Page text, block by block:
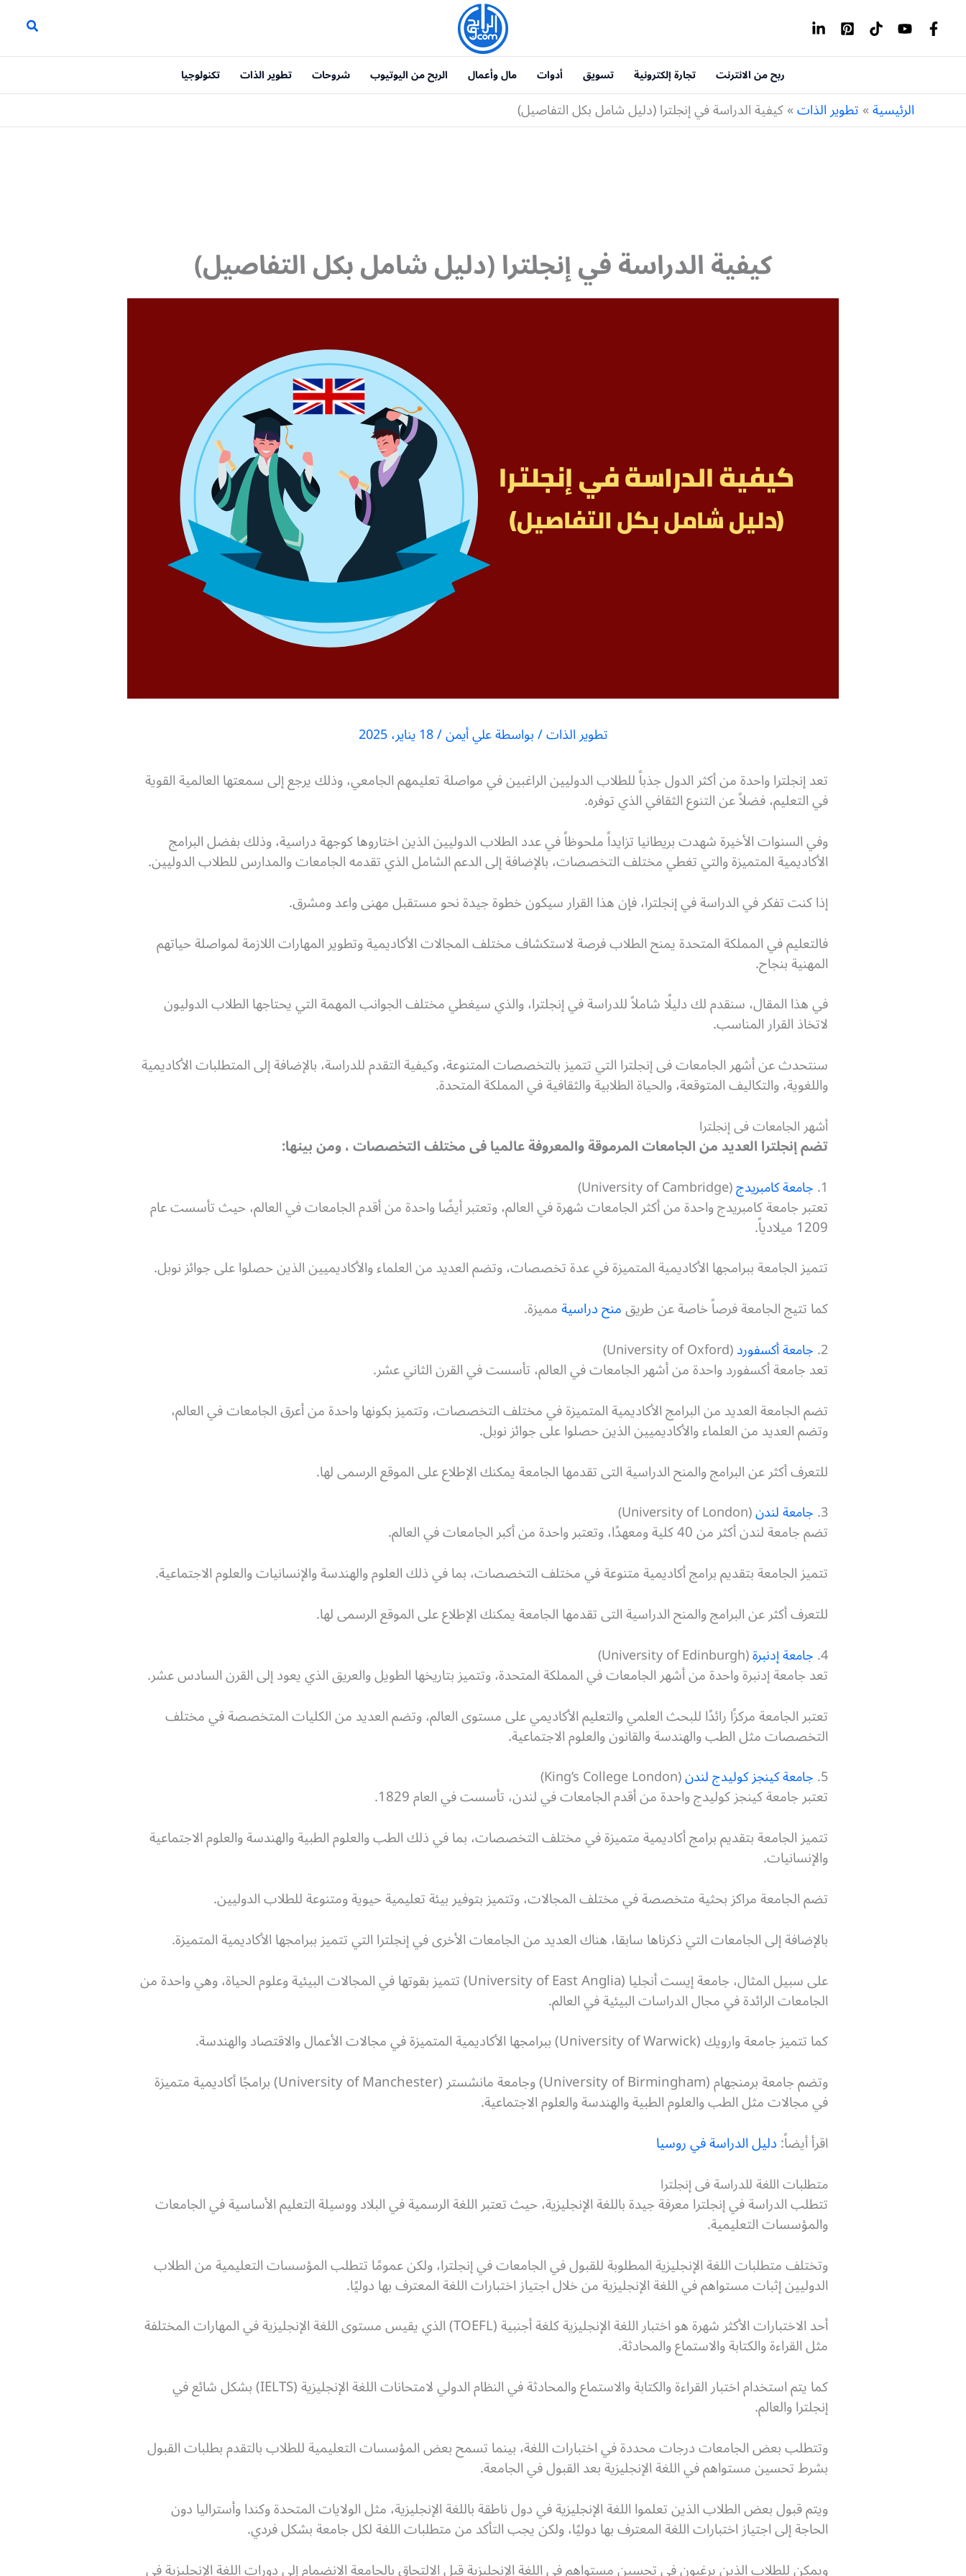
المحتوى
ربح من الانترنت تجارة إلكترونية تسويق أدوات مال وأعمال الربح من اليوتيوب شروحات تطوير الذات تكنولوجيا
الرئيسية تطوير الذات كيفية الدراسة في إنجلترا (دليل شامل بكل التفاصيل)
كيفية الدراسة في إنجلترا (دليل شامل بكل التفاصيل)
تطوير الذات/ بواسطةعلي أيمن/18 يناير، 2025
تعد إنجلترا واحدة من أكثر الدول جذباً للطلاب الدوليين الراغبين في مواصلة تعليمهم الجامعي، وذلك يرجع إلى سمعتها العالمية القوية
في التعليم، فضلاً عن التنوع الثقافي الذي توفره.
وفي السنوات الأخيرة شهدت بريطانيا تزايداً ملحوظاً في عدد الطلاب الدوليين الذين اختاروها كوجهة دراسية، وذلك بفضل البرامج
الأكاديمية المتميزة والتي تغطي مختلف التخصصات، بالإضافة إلى الدعم الشامل الذي تقدمه الجامعات والمدارس للطلاب الدوليين.
إذا كنت تفكر في الدراسة في إنجلترا، فإن هذا القرار سيكون خطوة جيدة نحو مستقبل مهنى واعد ومشرق.
فالتعليم في المملكة المتحدة يمنح الطلاب فرصة لاستكشاف مختلف المجالات الأكاديمية وتطوير المهارات اللازمة لمواصلة حياتهم
المهنية بنجاح.
في هذا المقال، سنقدم لك دليلًا شاملاً للدراسة في إنجلترا، والذي سيغطي مختلف الجوانب المهمة التي يحتاجها الطلاب الدوليون
لاتخاذ القرار المناسب.
سنتحدث عن أشهر الجامعات فى إنجلترا التي تتميز بالتخصصات المتنوعة، وكيفية التقدم للدراسة، بالإضافة إلى المتطلبات الأكاديمية
واللغوية، والتكاليف المتوقعة، والحياة الطلابية والثقافية في المملكة المتحدة.
أشهر الجامعات فى إنجلترا
تضم إنجلترا العديد من الجامعات المرموقة والمعروفة عالميا فى مختلف التخصصات ، ومن بينها:
1. جامعة كامبريدج(University of Cambridge)
تعتبر جامعة كامبريدج واحدة من أكثر الجامعات شهرة في العالم، وتعتبر أيضًا واحدة من أقدم الجامعات في العالم، حيثتأسست عام
1209 ميلادياً.
تتميز الجامعة ببرامجها الأكاديمية المتميزة في عدة تخصصات، وتضم العديد من العلماء والأكاديميين الذين حصلوا على جوائز نوبل.
كما تتيج الجامعة فرصاً خاصة عن طريقمنح دراسيةمميزة.
2. جامعة أكسفورد(University of Oxford)
تعد جامعة أكسفورد واحدة من أشهر الجامعات في العالم، تأسست في القرن الثاني عشر.
تضم الجامعة العديد من البرامج الأكاديمية المتميزة في مختلف التخصصات، وتتميز بكونها واحدة من أعرق الجامعات في العالم،
وتضم العديد من العلماء والأكاديميين الذين حصلوا على جوائز نوبل.
للتعرف أكثر عن البرامج والمنح الدراسية التى تقدمها الجامعة يمكنك الإطلاع على الموقع الرسمى لها.
3. جامعة لندن(University of London)
تضم جامعة لندن أكثر من 40 كلية ومعهدًا، وتعتبر واحدة من أكبر الجامعات في العالم.
تتميز الجامعة بتقديم برامج أكاديمية متنوعة في مختلف التخصصات، بما في ذلك العلوم والهندسة والإنسانيات والعلوم الاجتماعية.
للتعرف أكثر عن البرامج والمنح الدراسية التى تقدمها الجامعة يمكنك الإطلاع على الموقع الرسمى لها.
4. جامعة إدنبرة(University of Edinburgh)
تعد جامعة إدنبرة واحدة من أشهر الجامعات في المملكة المتحدة، وتتميز بتاريخها الطويل والعريق الذي يعود إلى القرن السادس عشر.
تعتبر الجامعة مركزًا رائدًا للبحث العلمي والتعليم الأكاديمي على مستوى العالم، وتضم العديد من الكليات المتخصصة في مختلف
التخصصات مثل الطب والهندسة والقانون والعلوم الاجتماعية.
5. جامعة كينجز كوليدج لندن(King’s College London)
تعتبر جامعة كينجز كوليدج واحدة من أقدم الجامعات في لندن، تأسست في العام 1829.
تتميز الجامعة بتقديم برامج أكاديمية متميزة في مختلف التخصصات، بما في ذلك الطب والعلوم الطبية والهندسة والعلوم الاجتماعية
والإنسانيات.
تضم الجامعة مراكز بحثية متخصصة في مختلف المجالات، وتتميز بتوفير بيئة تعليمية حيوية ومتنوعة للطلاب الدوليين.
بالإضافة إلى الجامعات التي ذكرناها سابقا، هناك العديد من الجامعات الأخرى في إنجلترا التي تتميز ببرامجها الأكاديمية المتميزة.
على سبيل المثال، جامعة إيست أنجليا (University of East Anglia) تتميز بقوتها في المجالات البيئية وعلوم الحياة، وهي واحدة من
الجامعات الرائدة في مجال الدراسات البيئية في العالم.
كما تتميز جامعة وارويك (University of Warwick) ببرامجها الأكاديمية المتميزة في مجالات الأعمال والاقتصاد والهندسة.
وتضم جامعة برمنجهام (University of Birmingham) وجامعة مانشستر (University of Manchester) برامجًا أكاديمية متميزة
في مجالات مثل الطب والعلوم الطبية والهندسة والعلوم الاجتماعية.
اقرأ أيضاً:دليل الدراسة في روسيا
متطلبات اللغة للدراسة فى إنجلترا
تتطلب الدراسة في إنجلترا معرفة جيدة باللغة الإنجليزية، حيث تعتبر اللغة الرسمية في البلاد ووسيلة التعليم الأساسية في الجامعات
والمؤسسات التعليمية.
وتختلف متطلبات اللغة الإنجليزية المطلوبة للقبول في الجامعات في إنجلترا، ولكن عمومًا تتطلب المؤسسات التعليمية من الطلاب
الدوليين إثبات مستواهم في اللغة الإنجليزية من خلال اجتياز اختبارات اللغة المعترف بها دوليًا.
أحد الاختبارات الأكثر شهرة هو اختبار اللغة الإنجليزية كلغة أجنبية (TOEFL) الذي يقيس مستوى اللغة الإنجليزية في المهارات المختلفة
مثل القراءة والكتابة والاستماع والمحادثة.
كما يتم استخدام اختبار القراءة والكتابة والاستماع والمحادثة في النظام الدولي لامتحانات اللغة الإنجليزية (IELTS) بشكل شائع في
إنجلترا والعالم.
وتتطلب بعض الجامعات درجات محددة في اختبارات اللغة، بينما تسمح بعض المؤسسات التعليمية للطلاب بالتقدم بطلبات القبول
بشرط تحسين مستواهم في اللغة الإنجليزية بعد القبول في الجامعة.
ويتم قبول بعض الطلاب الذين تعلموا اللغة الإنجليزية في دول ناطقة باللغة الإنجليزية، مثل الولايات المتحدة وكندا وأستراليا دون
الحاجة إلى اجتياز اختبارات اللغة المعترف بها دوليًا، ولكن يجب التأكد من متطلبات اللغة لكل جامعة بشكل فردي.
ويمكن للطلاب الذين يرغبون في تحسين مستواهم في اللغة الإنجليزية قبل الالتحاق بالجامعة الانضمام إلى دورات اللغة الإنجليزية في